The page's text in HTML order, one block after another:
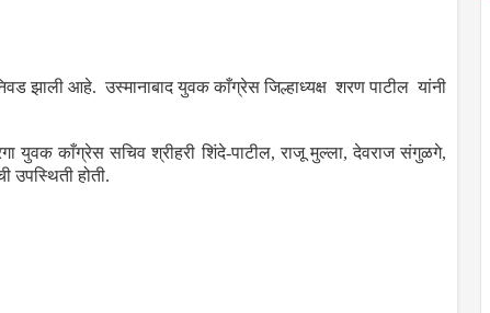
झाली आहे. उस्मानाबाद युवक काँग्रेस जिल्हाध्यक्ष शरण पाटील यांनी
युवक काँग्रेस सचिव श्रीहरी शिंदे-पाटील, राजू मुल्ला, देवराज संगुळगे,
उपस्थिती होती.